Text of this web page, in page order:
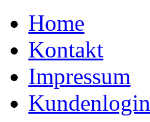
Home
Kontakt
Impressum
Kundenlogin